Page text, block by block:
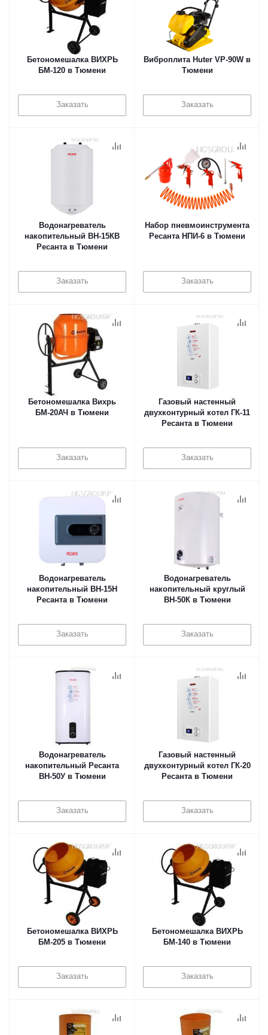
Бетономешалка ВИХРЬ
БМ-120 в Тюмени
Заказать
Виброплита Huter VP-90W в
Тюмени
Заказать
Водонагреватель
накопительный ВН-15КВ
Ресанта в Тюмени
Заказать
Набор пневмоинструмента
Ресанта НПИ-6 в Тюмени
Заказать
Бетономешалка Вихрь
БМ-20АЧ в Тюмени
Заказать
Газовый настенный
двухконтурный котел ГК-11
Ресанта в Тюмени
Заказать
Водонагреватель
накопительный ВН-15Н
Ресанта в Тюмени
Заказать
Водонагреватель
накопительный круглый
ВН-50К в Тюмени
Заказать
Водонагреватель
накопительный Ресанта
ВН-50У в Тюмени
Заказать
Газовый настенный
двухконтурный котел ГК-20
Ресанта в Тюмени
Заказать
Бетономешалка ВИХРЬ
БМ-205 в Тюмени
Заказать
Бетономешалка ВИХРЬ
БМ-140 в Тюмени
Заказать